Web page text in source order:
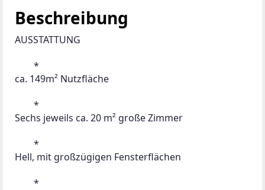
Beschreibung
AUSSTATTUNG
*
ca. 149m² Nutzfläche
*
Sechs jeweils ca. 20 m² große Zimmer
*
Hell, mit großzügigen Fensterflächen
*